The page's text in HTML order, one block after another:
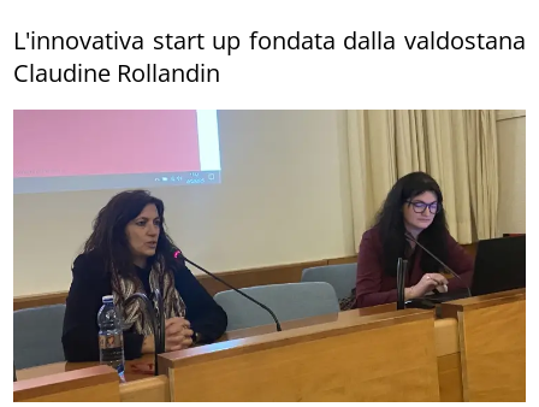
L'innovativa start up fondata dalla valdostana
Claudine Rollandin